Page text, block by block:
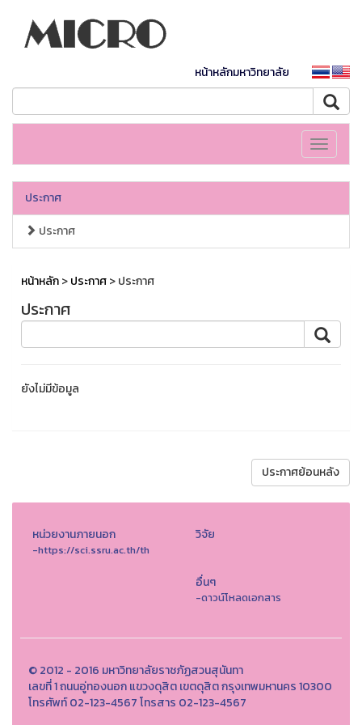
หน้าหลักมหาวิทยาลัย
Toggle
ประกาศ
ประกาศ
หน้าหลัก>ประกาศ> ประกาศ
ประกาศ
ยังไม่มีข้อมูล
ประกาศย้อนหลัง
หน่วยงานภายนอก
-https://sci.ssru.ac.th/th
วิจัย
อื่นๆ
-ดาวน์โหลดเอกสาร
© 2012 - 2016 มหาวิทยาลัยราชภัฏสวนสุนันทา
เลขที่ 1 ถนนอู่ทองนอก แขวงดุสิต เขตดุสิต กรุงเทพมหานคร 10300
โทรศัพท์ 02-123-4567 โทรสาร 02-123-4567